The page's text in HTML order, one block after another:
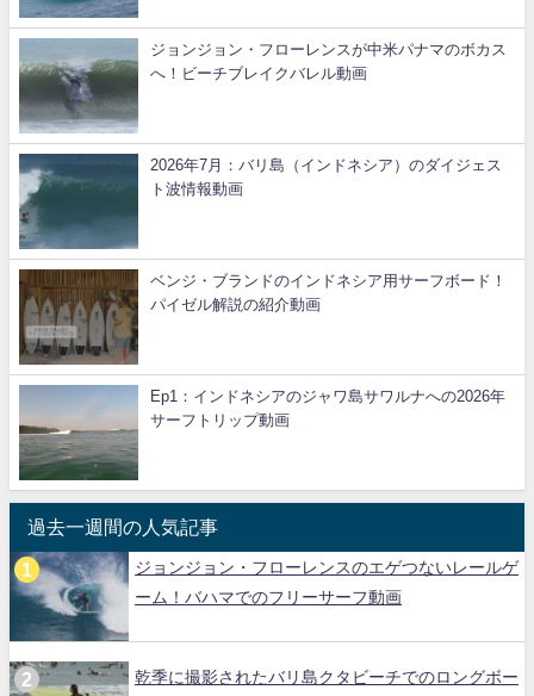
ジョンジョン・フローレンスが中米パナマのボカス
へ！ビーチブレイクバレル動画
2026年7月：バリ島（インドネシア）のダイジェス
ト波情報動画
ベンジ・ブランドのインドネシア用サーフボード！
パイゼル解説の紹介動画
Ep1：インドネシアのジャワ島サワルナへの2026年
サーフトリップ動画
過去一週間の人気記事
ジョンジョン・フローレンスのエゲつないレールゲ
ーム！バハマでのフリーサーフ動画
乾季に撮影されたバリ島クタビーチでのロングボー